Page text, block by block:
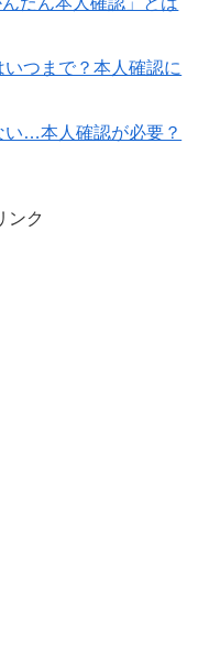
つまで？本人確認に
い…本人確認が必要？
ンク